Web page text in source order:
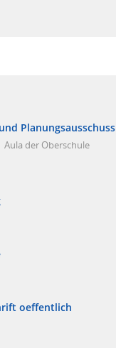
Planungsausschuss
Aula der Oberschule
oeffentlich